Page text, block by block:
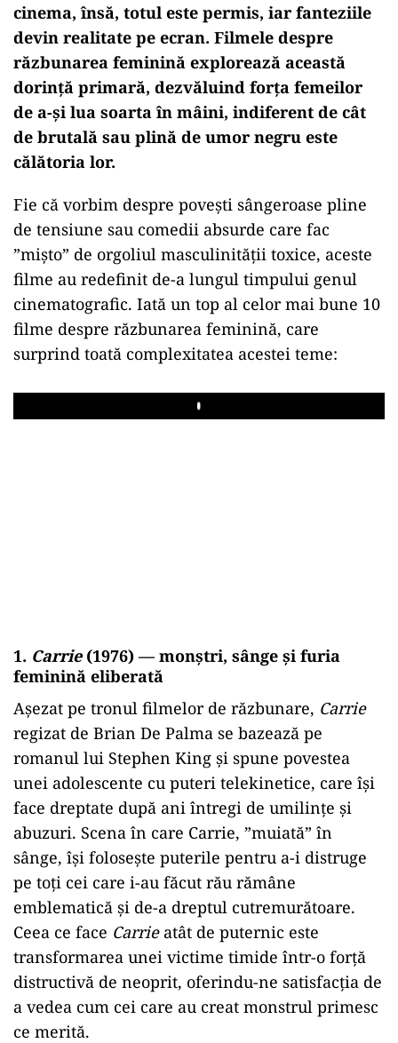
cinema, însă, totul este permis, iar fanteziile
devin realitate pe ecran. Filmele despre
răzbunarea feminină explorează această
dorință primară, dezvăluind forța femeilor
de a-și lua soarta în mâini, indiferent de cât
de brutală sau plină de umor negru este
călătoria lor.
Fie că vorbim despre povești sângeroase pline
de tensiune sau comedii absurde care fac
”mișto” de orgoliul masculinității toxice, aceste
filme au redefinit de-a lungul timpului genul
cinematografic. Iată un top al celor mai bune 10
filme despre răzbunarea feminină, care
surprind toată complexitatea acestei teme:
Play
1. Carrie(1976) — monștri, sânge și furia
feminină eliberată
Așezat pe tronul filmelor de răzbunare, Carrie
regizat de Brian De Palma se bazează pe
romanul lui Stephen King și spune povestea
unei adolescente cu puteri telekinetice, care își
face dreptate după ani întregi de umilințe și
abuzuri. Scena în care Carrie, ”muiată” în
sânge, își folosește puterile pentru a-i distruge
pe toți cei care i-au făcut rău rămâne
emblematică și de-a dreptul cutremurătoare.
Ceea ce face Carrieatât de puternic este
transformarea unei victime timide într-o forță
distructivă de neoprit, oferindu-ne satisfacția de
a vedea cum cei care au creat monstrul primesc
ce merită.